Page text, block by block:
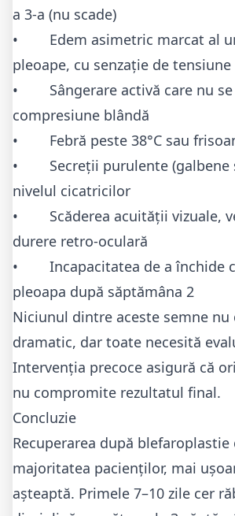
a 3-a (nu scade)
• Edem asimetric marcat al
pleoape, cu senzație de tensiune
• Sângerare activă care nu se
compresiune blândă
• Febră peste 38°C sau
• Secreții purulente (galbene
nivelul cicatricilor
• Scăderea acuității vizuale,
durere retro-oculară
• Incapacitatea de a închide
pleoapa după săptămâna 2
Niciunul dintre aceste semne nu
dramatic, dar toate necesită
Intervenția precoce asigură că
nu compromite rezultatul final.
Concluzie
Recuperarea după
majoritatea pacienților, mai
așteaptă. Primele 7–10 zile cer